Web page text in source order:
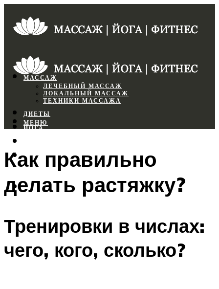
МАССАЖ
ЛЕЧЕБНЫЙ МАССАЖ
ЛОКАЛЬНЫЙ МАССАЖ
ТЕХНИКИ МАССАЖА
ДИЕТЫ
ЙОГА
ФИТНЕС
МЕНЮ
МЕНЮ
Как правильно
делать растяжку?
Тренировки в числах:
чего, кого, сколько?